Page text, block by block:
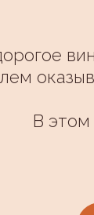
В этом